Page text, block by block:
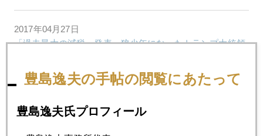
2017年04月27日
「過去最大の減税」発表、狼少年になったトランプ大統領
2017年04月26日
豊島逸夫の手帖の閲覧にあたって
豊島逸夫氏プロフィール